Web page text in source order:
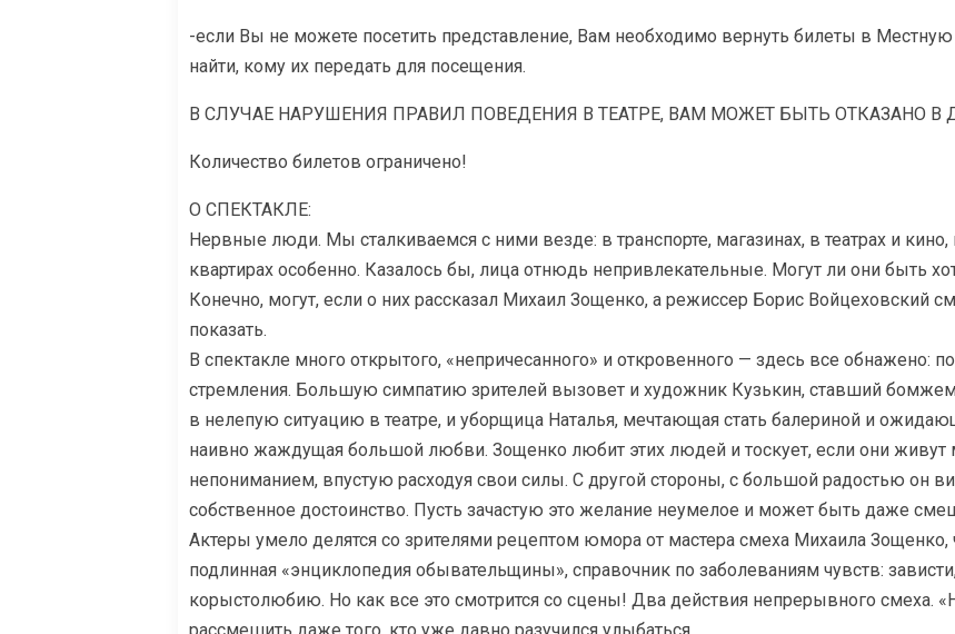
-если Вы не можете посетить представление, Вам необходимо вернуть билеты в
найти, кому их передать для посещения.
В СЛУЧАЕ НАРУШЕНИЯ ПРАВИЛ ПОВЕДЕНИЯ В ТЕАТРЕ, ВАМ МОЖЕТ БЫТЬ ОТКАЗАНО
Количество билетов ограничено!
О СПЕКТАКЛЕ:
Нервные люди. Мы сталкиваемся с ними везде: в транспорте, магазинах, в театрах и
квартирах особенно. Казалось бы, лица отнюдь непривлекательные. Могут ли они быть
Конечно, могут, если о них рассказал Михаил Зощенко, а режиссер Борис Войцеховский
показать.
В спектакле много открытого, «непричесанного» и откровенного — здесь все обнажено:
стремления. Большую симпатию зрителей вызовет и художник Кузькин, ставший
в нелепую ситуацию в театре, и уборщица Наталья, мечтающая стать балериной и
наивно жаждущая большой любви. Зощенко любит этих людей и тоскует, если они живут
непониманием, впустую расходуя свои силы. С другой стороны, с большой радостью он
собственное достоинство. Пусть зачастую это желание неумелое и может быть даже
Актеры умело делятся со зрителями рецептом юмора от мастера смеха Михаила
подлинная «энциклопедия обывательщины», справочник по заболеваниям чувств: зависти,
корыстолюбию. Но как все это смотрится со сцены! Два действия непрерывного смеха.